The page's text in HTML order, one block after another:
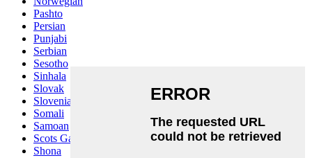
Pashto
Persian
Punjabi
Serbian
Sesotho
Sinhala
Slovak
Slovenian
Somali
Samoan
Scots Gaelic
Shona